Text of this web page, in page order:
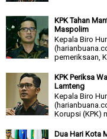
KPK Tahan
Maspolim
Kepala Biro
pemeriksaan,
KPK Periksa
Lamteng
Kepala Biro
Korupsi (KPK)
Dua Hari Kota